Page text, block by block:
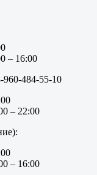
– 16:00
484-55-10
– 22:00
– 16:00